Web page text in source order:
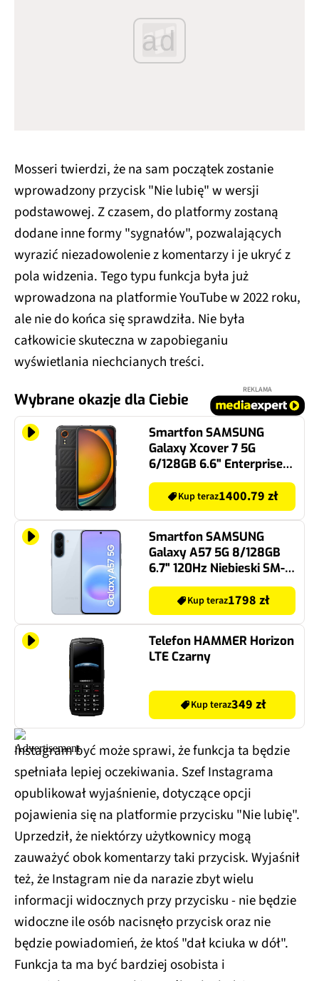
ad
Mosseri twierdzi, że na sam początek zostanie
wprowadzony przycisk "Nie lubię" w wersji
podstawowej. Z czasem, do platformy zostaną
dodane inne formy "sygnałów", pozwalających
wyrazić niezadowolenie z komentarzy i je ukryć z
pola widzenia. Tego typu funkcja była już
wprowadzona na platformie YouTube w 2022 roku,
ale nie do końca się sprawdziła. Nie była
całkowicie skuteczna w zapobieganiu
wyświetlania niechcianych treści.
Wybrane okazje dla Ciebie
REKLAMA
Smartfon SAMSUNG
Galaxy Xcover 7 5G
6/128GB 6.6" Enterprise
Edition Czarny
Kup teraz1400.79 zł
Smartfon SAMSUNG
Galaxy A57 5G 8/128GB
6.7" 120Hz Niebieski SM-
A576
Kup teraz1798 zł
Telefon HAMMER Horizon
LTE Czarny
Kup teraz349 zł
Instagram być może sprawi, że funkcja ta będzie
spełniała lepiej oczekiwania. Szef Instagrama
opublikował wyjaśnienie, dotyczące opcji
pojawienia się na platformie przycisku "Nie lubię".
Uprzedził, że niektórzy użytkownicy mogą
zauważyć obok komentarzy taki przycisk. Wyjaśnił
też, że Instagram nie da narazie zbyt wielu
informacji widocznych przy przycisku - nie będzie
widoczne ile osób nacisnęło przycisk oraz nie
będzie powiadomień, że ktoś "dał kciuka w dół".
Funkcja ta ma być bardziej osobista i